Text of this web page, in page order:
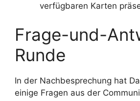
verfügbaren Karten
Frage-und-
Runde
In der Nachbesprechung hat
einige Fragen aus der